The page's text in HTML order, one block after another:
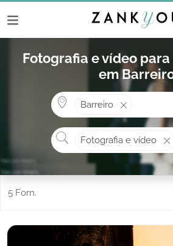
Fotografia e vídeo
em
Barreiro
O que
Fotografia e vídeo
5 Forn.